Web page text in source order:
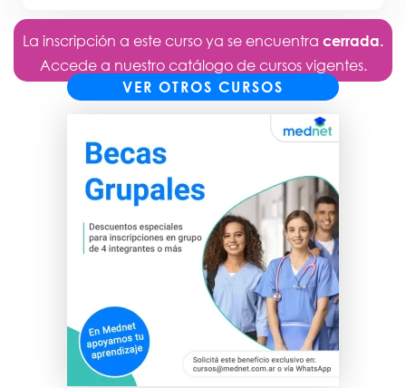
La inscripción a este curso ya se encuentra cerrada.
Accede a nuestro catálogo de cursos vigentes.
VER OTROS CURSOS